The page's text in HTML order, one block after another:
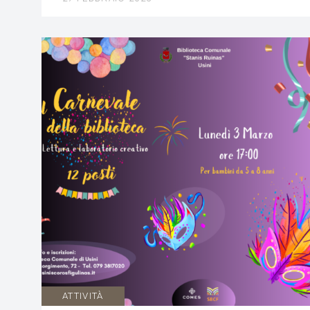
ATTIVITÀ